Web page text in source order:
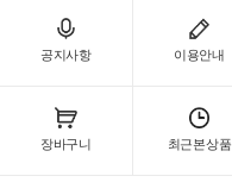
공지사항 이용안내
장바구니 최근본상품